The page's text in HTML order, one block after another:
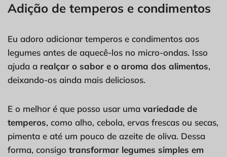
Adição de temperos e condimentos
Eu adoro adicionar temperos e condimentos aos
legumes antes de aquecê-los no micro-ondas. Isso
ajuda a realçar o sabor e o aroma dos alimentos,
deixando-os ainda mais deliciosos.
E o melhor é que posso usar uma variedade de
temperos, como alho, cebola, ervas frescas ou secas,
pimenta e até um pouco de azeite de oliva. Dessa
forma, consigo transformar legumes simples em